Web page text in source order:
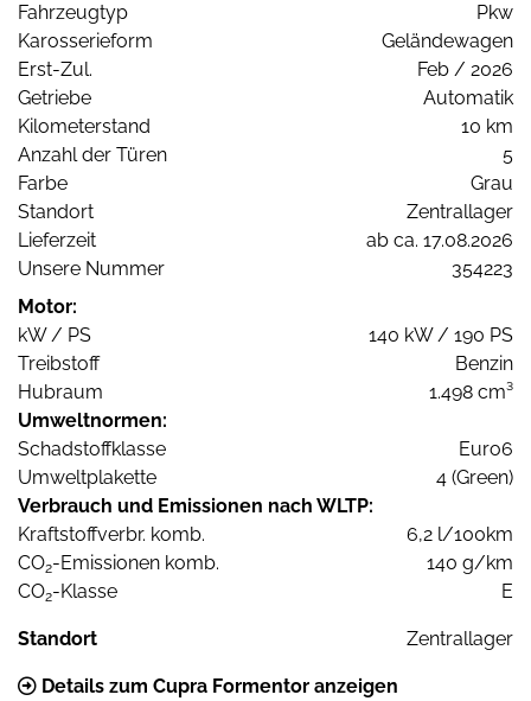
Fahrzeugtyp
Pkw
Karosserieform
Geländewagen
Erst-Zul.
Feb / 2026
Getriebe
Automatik
Kilometerstand
10 km
Anzahl der Türen
5
Farbe
Grau
Standort
Zentrallager
Lieferzeit
ab ca. 17.08.2026
Unsere Nummer
354223
Motor:
kW / PS
140 kW / 190 PS
Treibstoff
Benzin
Hubraum
1.498 cm³
Umweltnormen:
Schadstoffklasse
Euro6
Umweltplakette
4 (Green)
Verbrauch und Emissionen nach WLTP:
Kraftstoffverbr. komb.
6,2 l/100km
CO2-Emissionen komb.
140 g/km
CO2-Klasse E
Standort Zentrallager
Details zum Cupra Formentor anzeigen